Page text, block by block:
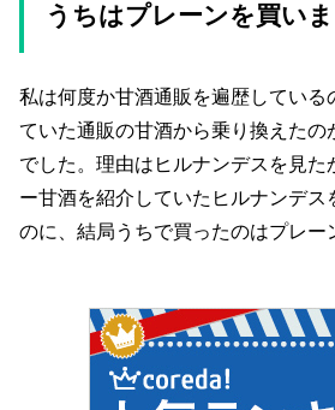
うちはプレーンを買い
私は何度か甘酒通販を遍歴している
ていた通販の甘酒から乗り換えたの
でした。理由はヒルナンデスを見た
ー甘酒を紹介していたヒルナンデス
のに、結局うちで買ったのはプレー